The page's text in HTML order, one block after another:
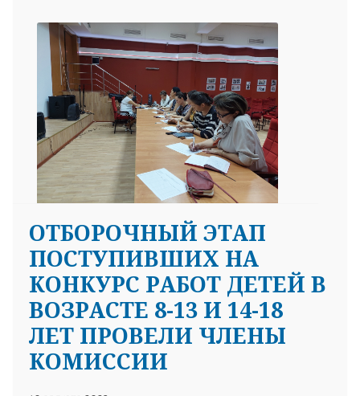
ОТБОРОЧНЫЙ ЭТАП
ПОСТУПИВШИХ НА
КОНКУРС РАБОТ ДЕТЕЙ В
ВОЗРАСТЕ 8-13 И 14-18
ЛЕТ ПРОВЕЛИ ЧЛЕНЫ
КОМИССИИ